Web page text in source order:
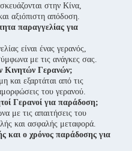
στην Κίνα,
αξιόπιστη απόδοση.
παραγγελίας για
είναι ένας γερανός,
με τις ανάγκες σας.
Κινητών Γερανών;
και εξαρτάται από τις
του γερανού.
Γερανοί για παράδοση;
με τις απαιτήσεις του
και ασφαλής μεταφορά.
και ο χρόνος παράδοσης για